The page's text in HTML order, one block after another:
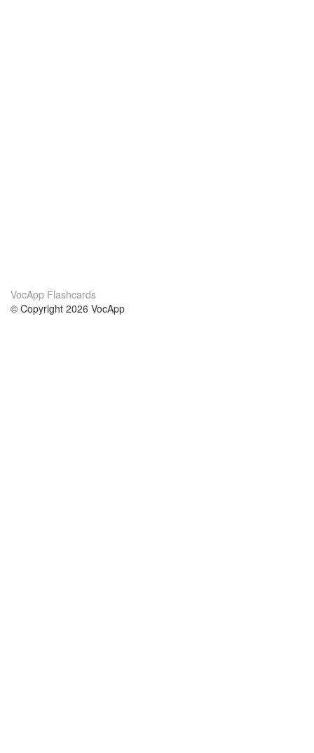
VocApp Flashcards
© Copyright 2026 VocApp